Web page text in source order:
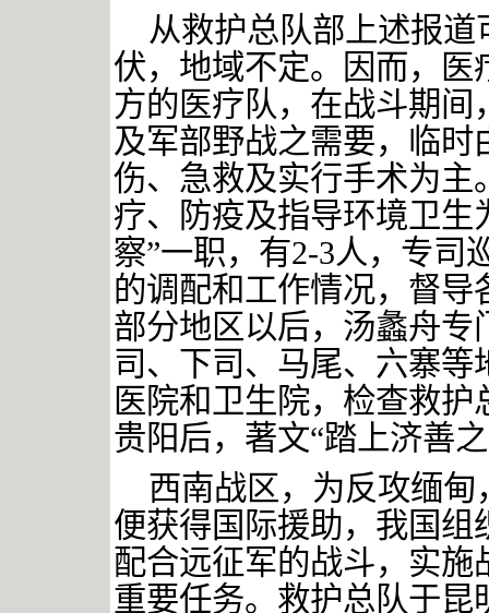
从救护总队部上述报道
伏，地域不定。因而，
方的医疗队，在战斗期
及军部野战之需要，临
伤、急救及实行手术为
疗、防疫及指导环境卫
察”一职，有2-3人，专司
的调配和工作情况，督
部分地区以后，汤蠡舟
司、下司、马尾、六寨
医院和卫生院，检查救
贵阳后，著文“踏上济善
西南战区，为反攻缅
便获得国际援助，我国
配合远征军的战斗，实
重要任务。救护总队于